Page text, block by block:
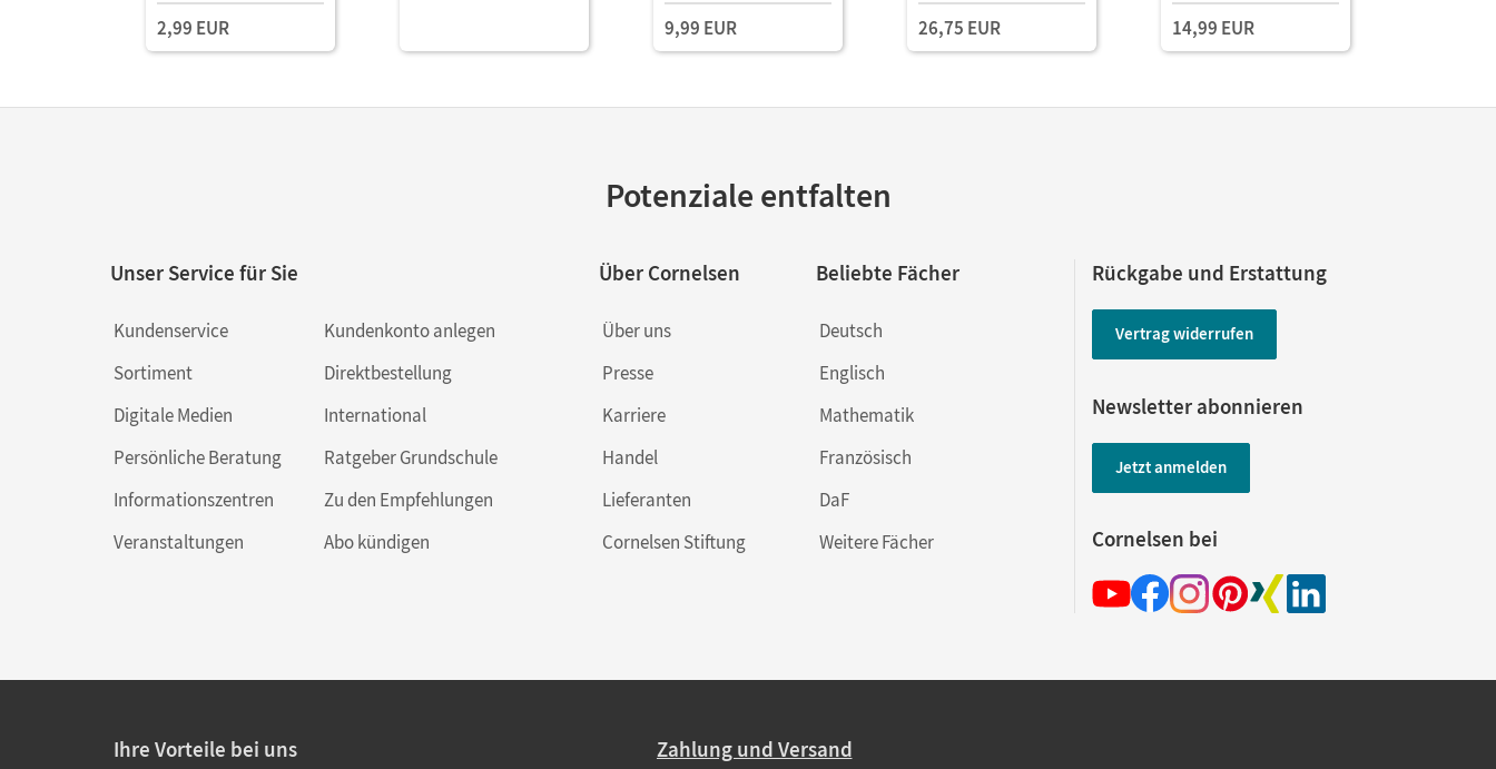
2,99 EUR 9,99 EUR 26,75 EUR
interaktiven Übungen
14,99 EUR
Potenziale entfalten
Unser Service für Sie
Kundenservice
Sortiment
Digitale Medien
Persönliche Beratung
Informationszentren
Veranstaltungen
Kundenkonto anlegen
Direktbestellung
International
Ratgeber Grundschule
Zu den Empfehlungen
Abo kündigen
Über Cornelsen
Über uns
Presse
Karriere
Handel
Lieferanten
Cornelsen Stiftung
Beliebte Fächer
Deutsch
Englisch
Mathematik
Französisch
DaF
Weitere Fächer
Rückgabe und Erstattung
Vertrag widerrufen
Newsletter abonnieren
Jetzt anmelden
Cornelsen bei
Ihre Vorteile bei uns Zahlung und Versand